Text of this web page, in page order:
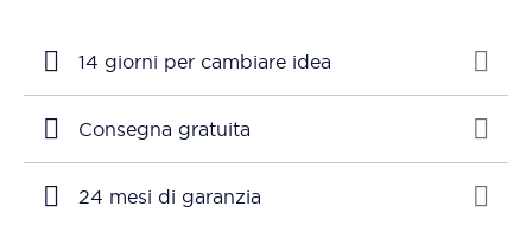
14 giorni per cambiare idea
Consegna gratuita
24 mesi di garanzia